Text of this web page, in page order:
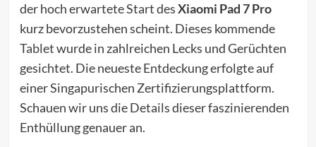
der hoch erwartete Start desXiaomi Pad 7 Pro
kurz bevorzustehen scheint. Dieses kommende
Tabletwurde in zahlreichen Lecks und Gerüchten
gesichtet. Die neueste Entdeckung erfolgte auf
einer Singapurischen Zertifizierungsplattform.
Schauen wir uns die Details dieser faszinierenden
Enthüllung genauer an.